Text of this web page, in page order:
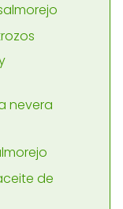
nevera
de